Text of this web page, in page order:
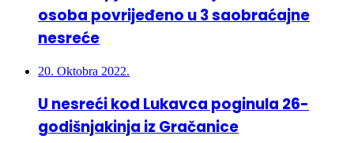
osoba povrijeđeno u 3 saobraćajne
nesreće
20. Oktobra 2022.
U nesreći kod Lukavca poginula 26-
godišnjakinja iz Gračanice